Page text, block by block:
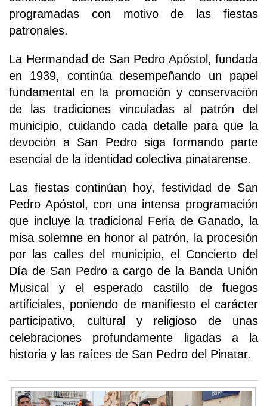
programadas con motivo de las fiestas
patronales.
La Hermandad de San Pedro Apóstol, fundada
en 1939, continúa desempeñando un papel
fundamental en la promoción y conservación
de las tradiciones vinculadas al patrón del
municipio, cuidando cada detalle para que la
devoción a San Pedro siga formando parte
esencial de la identidad colectiva pinatarense.
Las fiestas continúan hoy, festividad de San
Pedro Apóstol, con una intensa programación
que incluye la tradicional Feria de Ganado, la
misa solemne en honor al patrón, la procesión
por las calles del municipio, el Concierto del
Día de San Pedro a cargo de la Banda Unión
Musical y el esperado castillo de fuegos
artificiales, poniendo de manifiesto el carácter
participativo, cultural y religioso de unas
celebraciones profundamente ligadas a la
historia y las raíces de San Pedro del Pinatar.